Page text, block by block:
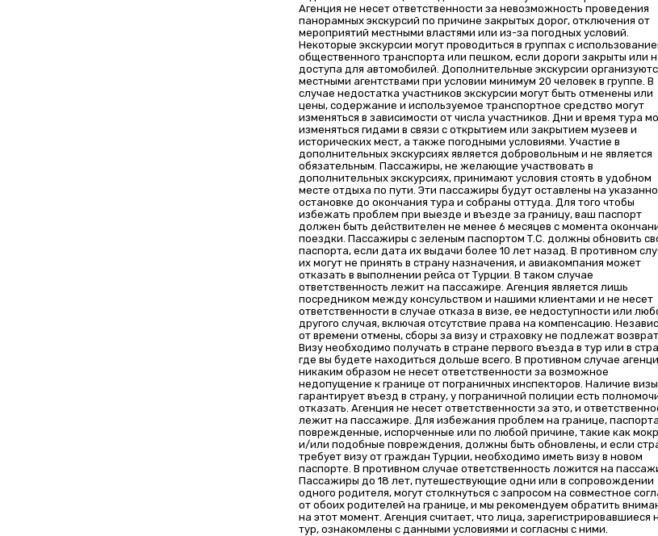
Агенция не несет ответственности за невозможность проведения
панорамных экскурсий по причине закрытых дорог, отключения от
мероприятий местными властями или из-за погодных условий.
Некоторые экскурсии могут проводиться в группах с
общественного транспорта или пешком, если дороги закрыты или
доступа для автомобилей. Дополнительные экскурсии
местными агентствами при условии минимум 20 человек в группе. В
случае недостатка участников экскурсии могут быть отменены или
цены, содержание и используемое транспортное средство могут
изменяться в зависимости от числа участников. Дни и время тура
изменяться гидами в связи с открытием или закрытием музеев и
исторических мест, а также погодными условиями. Участие в
дополнительных экскурсиях является добровольным и не является
обязательным. Пассажиры, не желающие участвовать в
дополнительных экскурсиях, принимают условия стоять в удобном
месте отдыха по пути. Эти пассажиры будут оставлены на
остановке до окончания тура и собраны оттуда. Для того чтобы
избежать проблем при выезде и въезде за границу, ваш паспорт
должен быть действителен не менее 6 месяцев с момента
поездки. Пассажиры с зеленым паспортом Т.C. должны обновить
паспорта, если дата их выдачи более 10 лет назад. В противном
их могут не принять в страну назначения, и авиакомпания может
отказать в выполнении рейса от Турции. В таком случае
ответственность лежит на пассажире. Агенция является лишь
посредником между консульством и нашими клиентами и не несет
ответственности в случае отказа в визе, ее недоступности или
другого случая, включая отсутствие права на компенсацию.
от времени отмены, сборы за визу и страховку не подлежат
Визу необходимо получать в стране первого въезда в тур или в
где вы будете находиться дольше всего. В противном случае
никаким образом не несет ответственности за возможное
недопущение к границе от пограничных инспекторов. Наличие
гарантирует въезд в страну, у пограничной полиции есть
отказать. Агенция не несет ответственности за это, и
лежит на пассажире. Для избежания проблем на границе,
поврежденные, испорченные или по любой причине, такие как
и/или подобные повреждения, должны быть обновлены, и если
требует визу от граждан Турции, необходимо иметь визу в новом
паспорте. В противном случае ответственность ложится на
Пассажиры до 18 лет, путешествующие одни или в сопровождении
одного родителя, могут столкнуться с запросом на совместное
от обоих родителей на границе, и мы рекомендуем обратить
на этот момент. Агенция считает, что лица, зарегистрировавшиеся
тур, ознакомлены с данными условиями и согласны с ними.